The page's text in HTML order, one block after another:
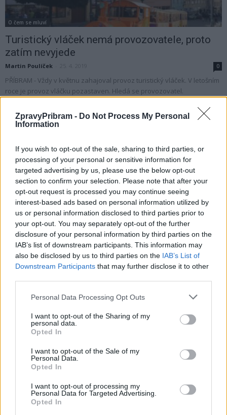
ZpravyPribram - Do Not Process My Personal
Information
If you wish to opt-out of the sale, sharing to third parties, or
processing of your personal or sensitive information for
targeted advertising by us, please use the below opt-out
section to confirm your selection. Please note that after your
opt-out request is processed you may continue seeing
interest-based ads based on personal information utilized by
us or personal information disclosed to third parties prior to
your opt-out. You may separately opt-out of the further
disclosure of your personal information by third parties on the
IAB’s list of downstream participants. This information may
also be disclosed by us to third parties on the IAB’s List of
Downstream Participants that may further disclose it to other
Personal Data Processing Opt Outs
I want to opt-out of the Sharing of my
personal data.
Opted In
I want to opt-out of the Sale of my
Personal Data.
Opted In
I want to opt-out of processing my
Personal Data for Targeted Advertising.
Opted In
O čem se mluví
Turistický vláček nemá provozovatele, proto
zatím nevyjede
Martin Poulíček 0
PŘÍBRAM - Vždy v květnu zahajoval provoz turistický vláček. V letošním
roce je provoz vláčku pozastaven. Hledá se provozovatel.
Zpravodajství
Už podvanácté přivítalo muzeum 100 000
návštěvníka
redakce - 20. 12. 2018
PŘÍBRAM – Hornické muzeum letos opět přivítalo svého letošního
100 000 návštěvníka. Stalo se tak ve středu 19. prosince a je jím